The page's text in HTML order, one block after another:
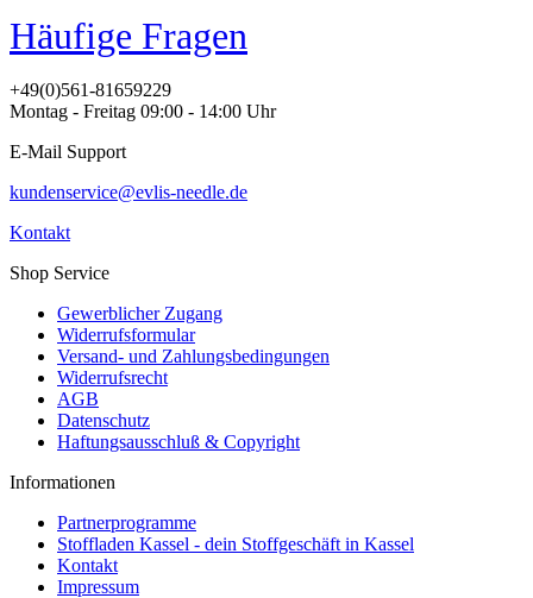
Häufige Fragen
+49(0)561-81659229
Montag - Freitag 09:00 - 14:00 Uhr
E-Mail Support
kundenservice@evlis-needle.de
Kontakt
Shop Service
Gewerblicher Zugang
Widerrufsformular
Versand- und Zahlungsbedingungen
Widerrufsrecht
AGB
Datenschutz
Haftungsausschluß & Copyright
Informationen
Partnerprogramme
Stoffladen Kassel - dein Stoffgeschäft in Kassel
Kontakt
Impressum